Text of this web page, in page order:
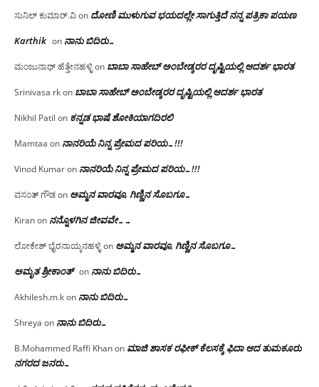
ಸುನಿಲ್ ಕುಮಾರ್.ವಿon ದೋಣಿ ಮುಳುಗುವ ಭಯದಲ್ಲೇ ಸಾಗುತ್ತಿದೆ ನನ್ನ ಪತ್ರಿಕಾ ಪಯಣ
Karthik on ನಾನು ಬಿದಿರು…
ಮಂಜುನಾಥ್ ಹೆತ್ತೇನಹಳ್ಳಿon ಬಾಬಾ ಸಾಹೇಬ್ ಅಂಬೇಡ್ಕರರ ದೃಷ್ಟಿಯಲ್ಲಿ ಆದರ್ಶ ಭಾರತ
Srinivasa rkon ಬಾಬಾ ಸಾಹೇಬ್ ಅಂಬೇಡ್ಕರರ ದೃಷ್ಟಿಯಲ್ಲಿ ಆದರ್ಶ ಭಾರತ
Nikhil Patil on ಕನ್ನಡ ಭಾಷೆ ಶೋಕಿಯಾಗದಿರಲಿ
Mamtaa on ನಾನರಿಯೆ ನಿನ್ನ ಪ್ರೇಮದ ಪರಿಯ…!!!
Vinod Kumaron ನಾನರಿಯೆ ನಿನ್ನ ಪ್ರೇಮದ ಪರಿಯ…!!!
ವಸಂತ್ ಗೌಡon ಅಮ್ಮನ ವಾರವೂ, ಗಿಣ್ಣಿನ ಸೊಬಗೂ…
Kiranon ನನ್ನೊಳಗಿನ ಜೀವವೇ……
ಲೋಕೇಶ್ ಭೈರನಾಯ್ಕನಹಳ್ಳಿon ಅಮ್ಮನ ವಾರವೂ, ಗಿಣ್ಣಿನ ಸೊಬಗೂ…
ಅಮೃತ ಶ್ರೀಕಾಂತ್ on ನಾನು ಬಿದಿರು…
Akhilesh.m.kon ನಾನು ಬಿದಿರು…
Shreya on ನಾನು ಬಿದಿರು…
B.Mohammed Raffi Khanon ಮಾಜಿ ಶಾಸಕ ರಫೀಕ್ ಕೆಲಸಕ್ಕೆ ಫಿದಾ ಆದ ತುಮಕೂರು
ನಗರದ ಜನರು…